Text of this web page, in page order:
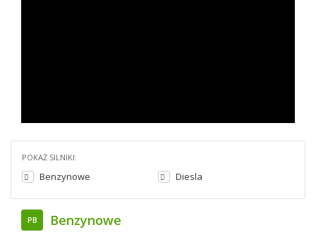
POKAŻ SILNIKI:
Benzynowe Diesla
PB Benzynowe